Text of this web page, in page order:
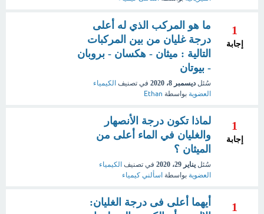
1
إجابة
ما هو المركب الذي له أعلى
درجة غليان من بين المركبات
التالية : ميثان - هكسان - بروبان
- بيوتان
سُئل ديسمبر 8، 2020 في تصنيف الكيمياء
العضوية بواسطة Ethan
1
إجابة
لماذا تكون درجة الأنصهار
والغليان في الماء أعلى من
الميثان ؟
سُئل يناير 29، 2020 في تصنيف الكيمياء
العضوية بواسطة اسألني كيمياء
1
أيهما أعلى فى درجة الغليان: